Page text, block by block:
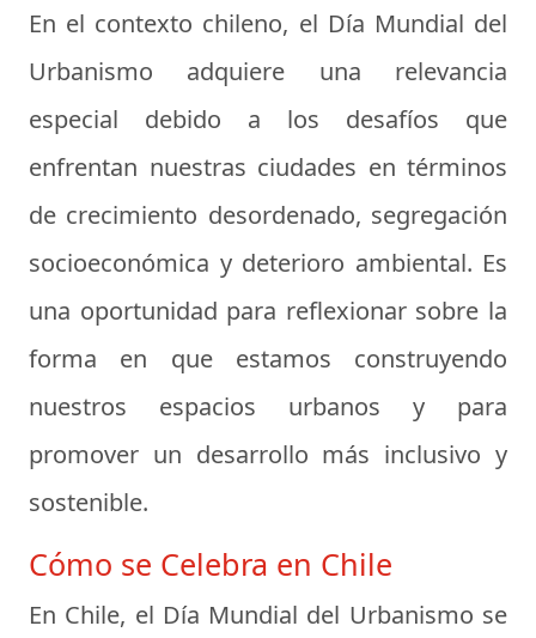
En el contexto chileno, el Día Mundial del
Urbanismo adquiere una relevancia
especial debido a los desafíos que
enfrentan nuestras ciudades en términos
de crecimiento desordenado, segregación
socioeconómica y deterioro ambiental. Es
una oportunidad para reflexionar sobre la
forma en que estamos construyendo
nuestros espacios urbanos y para
promover un desarrollo más inclusivo y
sostenible.
Cómo se Celebra en Chile
En Chile, el Día Mundial del Urbanismo se